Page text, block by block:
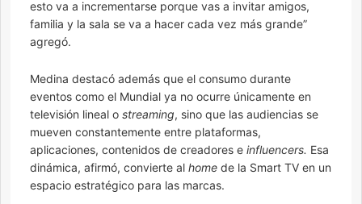
esto va a incrementarse porque vas a invitar amigos,
familia y la sala se va a hacer cada vez más grande”
agregó.
Medina destacó además que el consumo durante
eventos como el Mundial ya no ocurre únicamente en
televisión lineal o streaming, sino que las audiencias se
mueven constantemente entre plataformas,
aplicaciones, contenidos de creadores e influencers. Esa
dinámica, afirmó, convierte al home de la Smart TV en un
espacio estratégico para las marcas.